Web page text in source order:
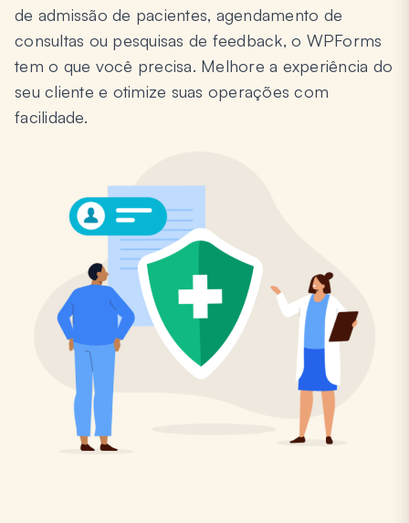
de admissão de pacientes, agendamento de
consultas ou pesquisas de feedback, o WPForms
tem o que você precisa. Melhore a experiência do
seu cliente e otimize suas operações com
facilidade.